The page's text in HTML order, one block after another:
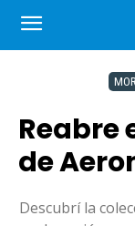
Reabre
de
Descubrí la